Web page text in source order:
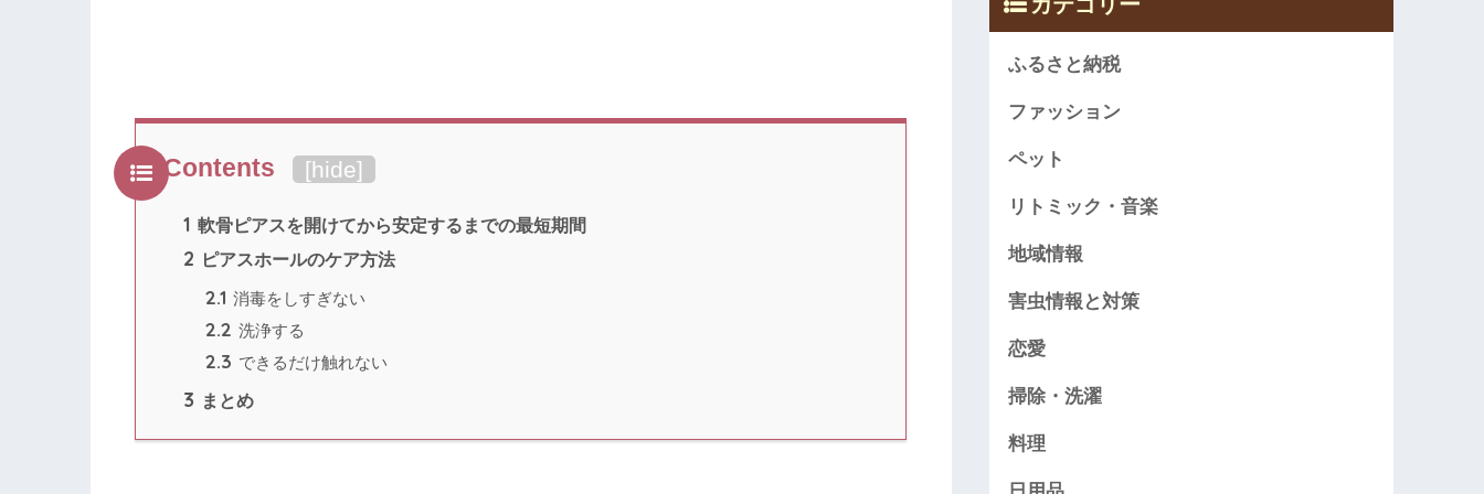
Contents [hide]
1 軟骨ピアスを開けてから安定するまでの最短期間
2 ピアスホールのケア方法
2.1 消毒をしすぎない
2.2 洗浄する
2.3 できるだけ触れない
3 まとめ
ふるさと納税
ファッション
ペット
リトミック・音楽
地域情報
害虫情報と対策
恋愛
掃除・洗濯
料理